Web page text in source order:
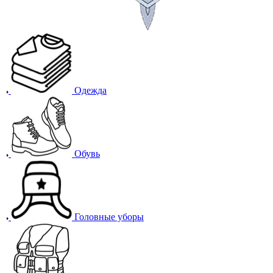
Одежда
Обувь
Головные уборы